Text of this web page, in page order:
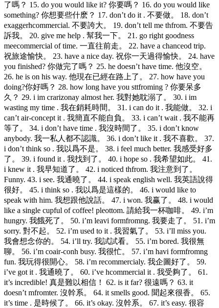
了嗎？ 15. do you would like it? 你要嗎？ 16. do you would like
something? 你想要些什麽？ 17. don’t do it . 不要做。 18. don’t
exaggerhcommercial. 不要誇大。 19. don’t tell me thfrom. 不要告
訴我。 20. give me help . 幫我一下。 21. go right goodness
meecommercial of time. 一直往前走。 22. have a chanceod trip.
祝旅途愉快。 23. have a nice day. 祝你一天過得愉快。 24. have
you finished? 你做完了嗎？ 25. he doesn’t have time. 他沒空。
26. he is on his way. 他現在已經在路上了。 27. how have you
doing?你好嗎？ 28. how long have you sttfroming ? 你要呆多
久？ 29. i im crarizonay almost her. 我對她耽溺了。 30. i im
wasting my time . 我在銷耗時間。 31. i can do it . 我能做。 32. i
can’t air-concept it . 我簡直不能自負。 33. i can’t wait . 我不能再
等了。 34. i don’t have time . 我沒時間了。 35. i don’t know
anybody. 我一私人都不認識。 36. i don’t like it . 我不喜歡。 37.
i don’t think so . 我以爲不是。 38. i feel much better. 我感受好多
了。 39. i found it . 我找到了。 40. i hope so . 我希望如此。 41.
i knew it . 我早知道了。 42. i noticed thfrom. 我注意到了。
Funny. 43. i see. 我通曉了。 44. i speak english well. 我英語說得
很好。 45. i think so . 我以爲是這樣的。 46. i would like to
speak with him. 我想跟他說話。 47. i won. 我赢了。 48. i would
like a single cupful of coffee! pleottom. 請給我一杯咖啡。 49. i’m
hungry. 我餓死了。 50. i’m leavi formfromng. 我要走了。 51. i’m
sorry. 對不起。 52. i’m used to it . 我習氣了。 53. i’ll miss you.
我會想念你的。 54. i’ll try. 我試試看。 55. i’m bored. 我很無
聊。 56. i’m coair-conh busy. 我很忙。 57. i’m havi formfromng
fun. 我玩得很開心。 58. i’m recommercialy. 我企圖好了。 59.
i’ve got it . 我通曉了。 60. i’ve hcommercial it . 我受夠了。 61.
it’s incredible! 真是難以相信！ 62. is it far? 很遠嗎？ 63. it
doesn’t mfromter. 沒幹系。 64. it smells good. 聞起來很香。 65.
it’s time . 是時候了。 66. it’s okay. 沒幹系。 67. it’s easy. 很容